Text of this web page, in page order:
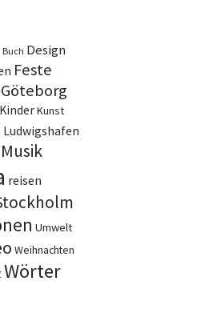
Buch Design
Feste
Göteborg
KinderKunst
Ludwigshafen
Musik
reisen
Umwelt
Weihnachten
Wörter